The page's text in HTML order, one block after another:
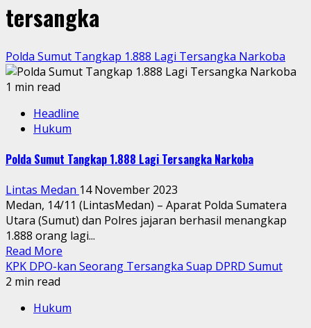
tersangka
Polda Sumut Tangkap 1.888 Lagi Tersangka Narkoba
1 min read
Headline
Hukum
Polda Sumut Tangkap 1.888 Lagi Tersangka Narkoba
Lintas Medan 14 November 2023
Medan, 14/11 (LintasMedan) – Aparat Polda Sumatera
Utara (Sumut) dan Polres jajaran berhasil menangkap
1.888 orang lagi...
Read More
KPK DPO-kan Seorang Tersangka Suap DPRD Sumut
2 min read
Hukum